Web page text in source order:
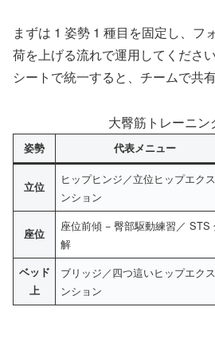
まずは 1 姿勢 1 種目を固定し、フ
荷を上げる流れで運用してくださ
シートで統一すると、チームで共
大臀筋トレーニ
姿勢 代表メニュー
立位
ヒップヒンジ／立位ヒップエク
ンション
座位
座位前傾 − 臀部駆動練習／ STS
解
ベッド
上
ブリッジ／四つ這いヒップエク
ンション